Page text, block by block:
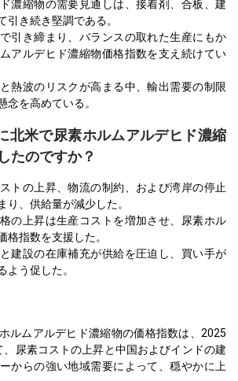
濃縮物の需要見通しは、接着剤、合板、建
引き続き堅調である。
引き締まり、バランスの取れた生産にもか
アルデヒド濃縮物価格指数を支え続けてい
熱波のリスクが高まる中、輸出需要の制限
念を高めている。
北米で尿素ホルムアルデヒド濃縮
たのですか？
トの上昇、物流の制約、および湾岸の停止
り、供給量が減少した。
の上昇は生産コストを増加させ、尿素ホル
格指数を支援した。
建設の在庫補充が供給を圧迫し、買い手が
よう促した。
ルムアルデヒド濃縮物の価格指数は、2025
尿素コストの上昇と中国およびインドの建
からの強い地域需要によって、穏やかに上